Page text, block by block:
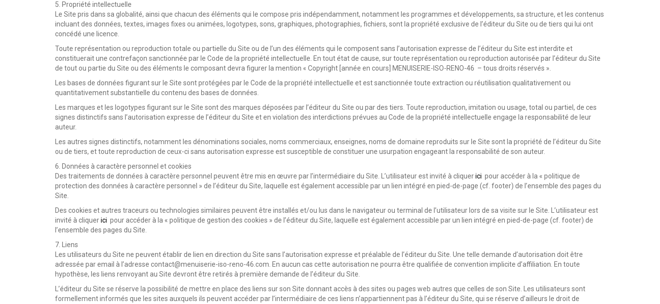
5. Propriété intellectuelle
Le Site pris dans sa globalité, ainsi que chacun des éléments qui le compose pris indépendamment, notamment les programmes et développements, sa structure, et les contenus
incluant des données, textes, images fixes ou animées, logotypes, sons, graphiques, photographies, fichiers, sont la propriété exclusive de l’éditeur du Site ou de tiers qui lui ont
concédé une licence.
Toute représentation ou reproduction totale ou partielle du Site ou de l’un des éléments qui le composent sans l’autorisation expresse de l’éditeur du Site est interdite et
constituerait une contrefaçon sanctionnée par le Code de la propriété intellectuelle. En tout état de cause, sur toute représentation ou reproduction autorisée par l’éditeur du Site
de tout ou partie du Site ou des éléments le composant devra figurer la mention « Copyright [année en cours] MENUISERIE-ISO-RENO-46 – tous droits réservés ».
Les bases de données figurant sur le Site sont protégées par le Code de la propriété intellectuelle et est sanctionnée toute extraction ou réutilisation qualitativement ou
quantitativement substantielle du contenu des bases de données.
Les marques et les logotypes figurant sur le Site sont des marques déposées par l’éditeur du Site ou par des tiers. Toute reproduction, imitation ou usage, total ou partiel, de ces
signes distinctifs sans l’autorisation expresse de l’éditeur du Site et en violation des interdictions prévues au Code de la propriété intellectuelle engage la responsabilité de leur
auteur.
Les autres signes distinctifs, notamment les dénominations sociales, noms commerciaux, enseignes, noms de domaine reproduits sur le Site sont la propriété de l’éditeur du Site
ou de tiers, et toute reproduction de ceux-ci sans autorisation expresse est susceptible de constituer une usurpation engageant la responsabilité de son auteur.
6. Données à caractère personnel et cookies
Des traitements de données à caractère personnel peuvent être mis en œuvre par l’intermédiaire du Site. L’utilisateur est invité à cliquerici pour accéder à la « politique de
protection des données à caractère personnel » de l’éditeur du Site, laquelle est également accessible par un lien intégré en pied-de-page (cf. footer) de l’ensemble des pages du
Site.
Des cookies et autres traceurs ou technologies similaires peuvent être installés et/ou lus dans le navigateur ou terminal de l’utilisateur lors de sa visite sur le Site. L’utilisateur est
invité à cliquerici pour accéder à la « politique de gestion des cookies » de l’éditeur du Site, laquelle est également accessible par un lien intégré en pied-de-page (cf. footer) de
l’ensemble des pages du Site.
7. Liens
Les utilisateurs du Site ne peuvent établir de lien en direction du Site sans l’autorisation expresse et préalable de l’éditeur du Site. Une telle demande d’autorisation doit être
adressée par email à l’adresse contact@menuiserie-iso-reno-46.com. En aucun cas cette autorisation ne pourra être qualifiée de convention implicite d’affiliation. En toute
hypothèse, les liens renvoyant au Site devront être retirés à première demande de l’éditeur du Site.
L’éditeur du Site se réserve la possibilité de mettre en place des liens sur son Site donnant accès à des sites ou pages web autres que celles de son Site. Les utilisateurs sont
formellement informés que les sites auxquels ils peuvent accéder par l’intermédiaire de ces liens n’appartiennent pas à l’éditeur du Site, qui se réserve d’ailleurs le droit de